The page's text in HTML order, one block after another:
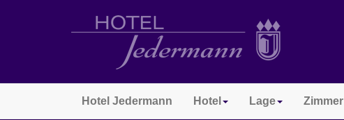
Hotel Jedermann Hotel Lage Zimmer